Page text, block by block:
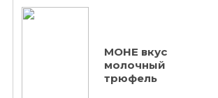
МОНЕ вкус
молочный
трюфель